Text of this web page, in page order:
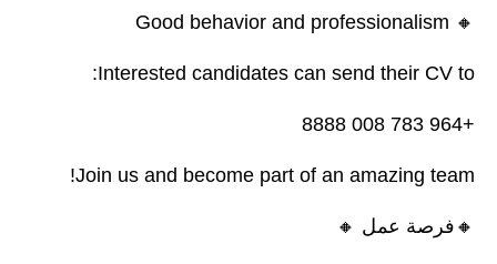
🔸 Good behavior and professionalism
Interested candidates can send their CV to:
+964 783 008 8888
Join us and become part of an amazing team!
🔸️فرصة عمل 🔸️